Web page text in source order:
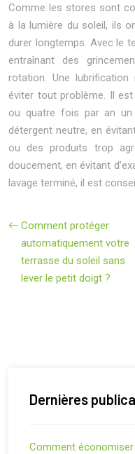
Comme les stores sont
à la lumière du soleil, ils
durer longtemps. Avec le
entraînant des
rotation. Une
éviter tout problème. Il
ou quatre fois par an un
détergent neutre, en
ou des produits trop
doucement, en évitant
lavage terminé, il est
Comment protéger
automatiquement votre
terrasse du soleil sans
lever le petit doigt ?
Dernières
Comment